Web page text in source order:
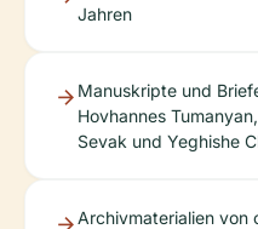
Jahren
Manuskripte und
Hovhannes
Sevak und Yeghishe
Archivmaterialien von